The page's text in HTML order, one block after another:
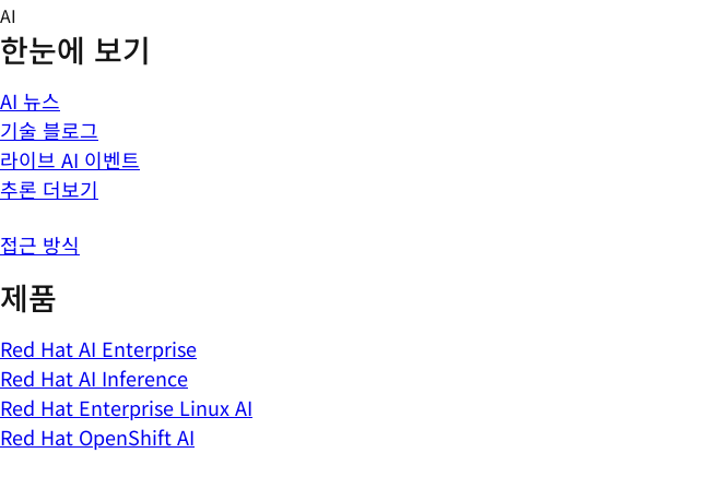
Skip
to
content
AI
한눈에 보기
AI 뉴스
기술 블로그
라이브 AI 이벤트
추론 더보기
접근 방식
제품
Red Hat AI Enterprise
Red Hat AI Inference
Red Hat Enterprise Linux AI
Red Hat OpenShift AI